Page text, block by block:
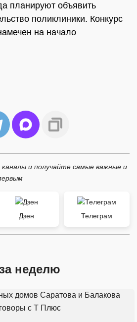
планируют объявить
поликлиники. Конкурс
на начало
и получайте самые важные и
Дзен Телеграм
неделю